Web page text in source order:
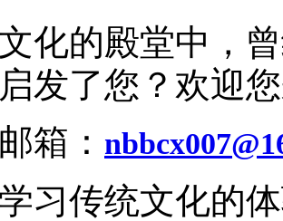
化的殿堂中，
发了您？欢迎
箱：
习传统文化的